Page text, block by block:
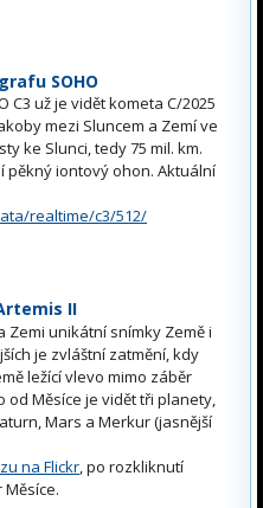
SOHO
C3 už je vidět kometa C/2025
mezi Sluncem a Zemí ve
ke Slunci, tedy 75 mil. km.
pěkný iontový ohon. Aktuální
realtime/c3/512/
II
Zemi unikátní snímky Země i
je zvláštní zatmění, kdy
ležící vlevo mimo záběr
od Měsíce je vidět tři planety,
Mars a Merkur (jasnější
na Flickr, po rozkliknutí